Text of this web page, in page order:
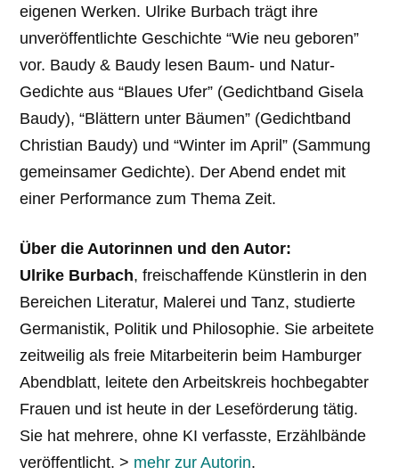
eigenen Werken. Ulrike Burbach trägt ihre
unveröffentlichte Geschichte “Wie neu geboren”
vor. Baudy & Baudy lesen Baum- und Natur-
Gedichte aus “Blaues Ufer” (Gedichtband Gisela
Baudy), “Blättern unter Bäumen” (Gedichtband
Christian Baudy) und “Winter im April” (Sammung
gemeinsamer Gedichte). Der Abend endet mit
einer Performance zum Thema Zeit.
Über die Autorinnen und den Autor:
Ulrike Burbach, freischaffende Künstlerin in den
Bereichen Literatur, Malerei und Tanz, studierte
Germanistik, Politik und Philosophie. Sie arbeitete
zeitweilig als freie Mitarbeiterin beim Hamburger
Abendblatt, leitete den Arbeitskreis hochbegabter
Frauen und ist heute in der Leseförderung tätig.
Sie hat mehrere, ohne KI verfasste, Erzählbände
veröffentlicht. > mehr zur Autorin.